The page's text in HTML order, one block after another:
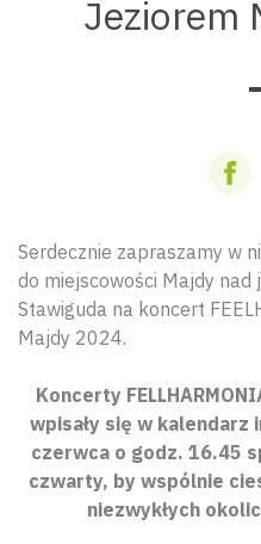
Jeziorem
Serdecznie zapraszamy w
do miejscowości Majdy nad
Stawiguda na koncert
Majdy 2024.
Koncerty
wpisały się w kalendarz
czerwca o godz. 16.45
czwarty, by wspólnie
niezwykłych